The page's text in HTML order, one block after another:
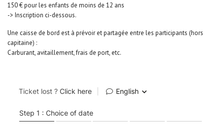
150 € pour les enfants de moins de 12 ans
-> Inscription ci-dessous.
Une caisse de bord est à prévoir et partagée entre les participants (hors
capitaine) :
Carburant, avitaillement, frais de port, etc.